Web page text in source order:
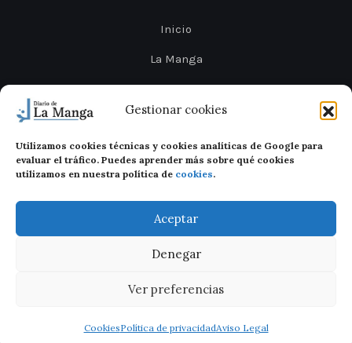
Gestionar cookies
Utilizamos cookies técnicas y cookies analíticas de Google para
evaluar el tráfico. Puedes aprender más sobre qué cookies
utilizamos en nuestra política de cookies.
Aceptar
Denegar
Ver preferencias
CookiesPolítica de privacidadAviso Legal
Inicio
La Manga
Cabo de Palos
Mar Menor
Cartagena
San Javier
Diario de La Manga 2026
LegalPrivacidadCookies